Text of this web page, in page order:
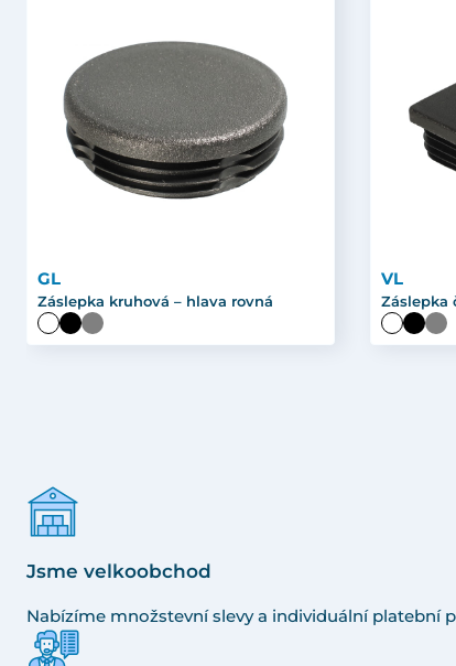
GL
Záslepka kruhová – hlava rovná
VL
Záslepka
Jsme velkoobchod
Nabízíme množstevní slevy a individuální platební